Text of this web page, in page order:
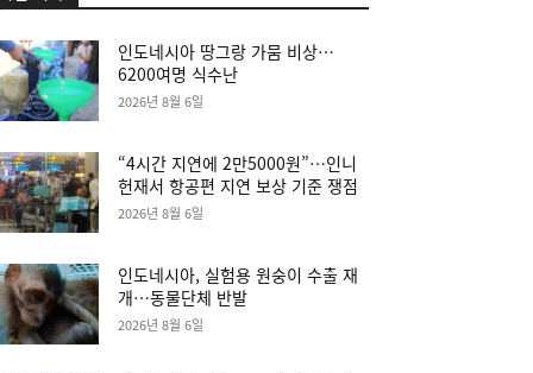
인도네시아 땅그랑 가뭄 비상…
6200여명 식수난
2026년 8월 6일
“4시간 지연에 2만5000원”…인니
헌재서 항공편 지연 보상 기준 쟁점
2026년 8월 6일
인도네시아, 실험용 원숭이 수출 재
개…동물단체 반발
2026년 8월 6일